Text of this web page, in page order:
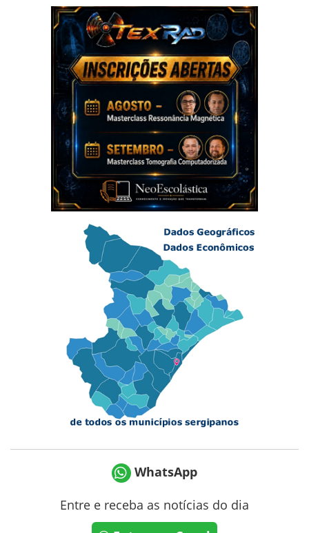
WhatsApp
Entre e receba as notícias do dia